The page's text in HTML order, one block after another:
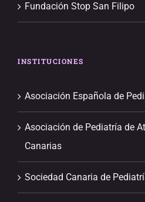
Fundación Stop San Filipo
INSTITUCIONES
Asociación Española de
Asociación de Pediatría de
Canarias
Sociedad Canaria de